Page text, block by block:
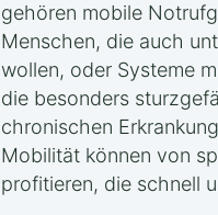
gehören mobile
Menschen, die auch
wollen, oder Systeme
die besonders
chronischen
Mobilität können von
profitieren, die schnell